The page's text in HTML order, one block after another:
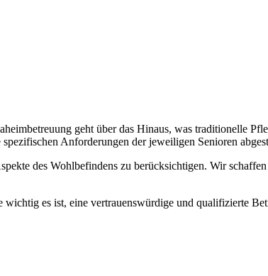
geht über das Hinaus, was traditionelle
Anforderungen der jeweiligen Senioren
des Wohlbefindens zu berücksichtigen. Wir
es ist, eine vertrauenswürdige und qualifizierte